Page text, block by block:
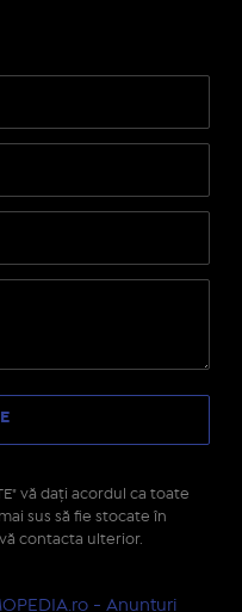
vă daţi acordul ca toate
sus să fie stocate în
contacta ulterior.
- Anunțuri